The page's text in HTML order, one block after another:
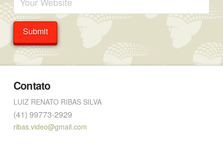
Contato
LUIZ RENATO RIBAS SILVA
(41) 99773-2929
ribas.video@gmail.com